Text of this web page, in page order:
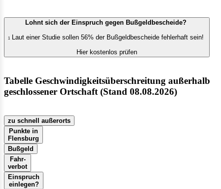
Lohnt sich der Einspruch gegen Bußgeldbescheide?
1
Laut einer Studie sollen 56% der Bußgeldbescheide fehlerhaft sein!
Hier kostenlos prüfen
Tabelle Geschwindigkeitsüberschreitung außerhalb
geschlossener Ortschaft (Stand 08.08.2026)
zu schnell außerorts
Punkte in
Flensburg
Bußgeld
Fahr-
verbot
Einspruch
einlegen?